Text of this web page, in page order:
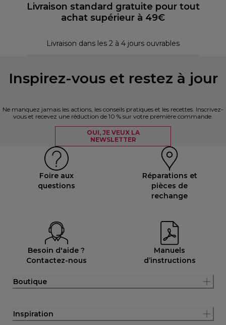
Livraison standard gratuite pour tout
achat supérieur à 49€
Livraison dans les 2 à 4 jours ouvrables
Inspirez-vous et restez à jour
Ne manquez jamais les actions, les conseils pratiques et les recettes. Inscrivez-
vous et recevez une réduction de 10 % sur votre première commande.
OUI, JE VEUX LA
NEWSLETTER
Foire aux
questions
Réparations et
pièces de
rechange
Besoin d'aide ?
Contactez-nous
Manuels
d’instructions
Boutique
Inspiration